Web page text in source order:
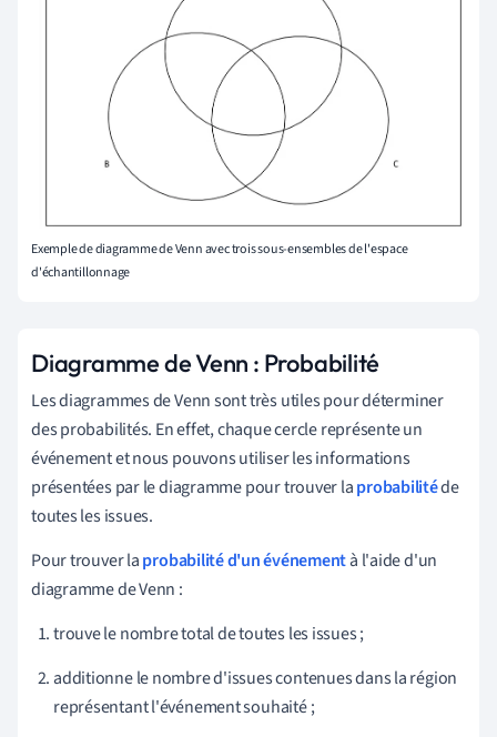
Exemple de diagramme de Venn avec trois sous-ensembles de l'espace
d'échantillonnage
Diagramme de Venn : Probabilité
Les diagrammes de Venn sont très utiles pour déterminer
des probabilités. En effet, chaque cercle représente un
événement et nous pouvons utiliser les informations
présentées par le diagramme pour trouver laprobabilitéde
toutes les issues.
Pour trouver laprobabilité d'un événementà l'aide d'un
diagramme de Venn :
trouve le nombre total de toutes les issues ;
additionne le nombre d'issues contenues dans la région
représentant l'événement souhaité ;